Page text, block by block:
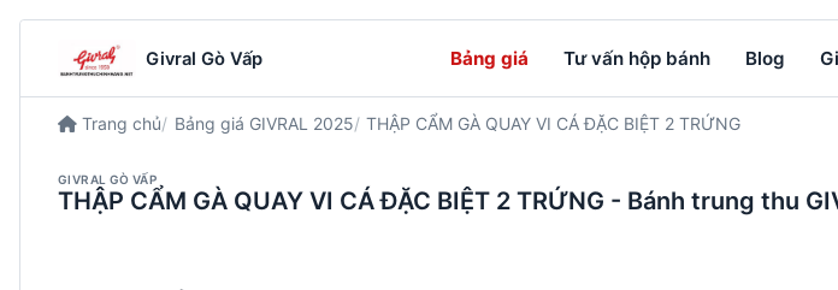
Givral Gò Vấp Bảng giá Tư vấn hộp bánh Blog
Trang chủ Bảng giá GIVRAL 2025 THẬP CẨM GÀ QUAY VI CÁ ĐẶC BIỆT 2 TRỨNG
GIVRAL GÒ VẤP
THẬP CẨM GÀ QUAY VI CÁ ĐẶC BIỆT 2 TRỨNG - Bánh trung thu